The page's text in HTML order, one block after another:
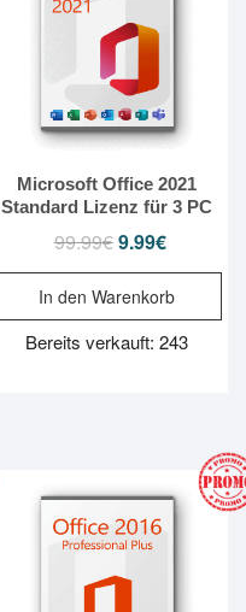
Microsoft Office 2021
Standard Lizenz für 3 PC
99.99€ Ursprünglicher
Preis
war:
99.99€
9.99€Aktueller
Preis
ist:
9.99€.
In den Warenkorb
Bereits verkauft: 243